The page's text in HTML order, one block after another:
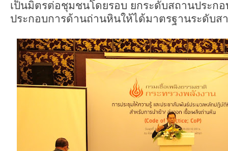
เป็นมิตรต่อชุมชนโดยรอบ ยกระดับสถานประกอ
ประกอบการด้านถ่านหินให้ได้มาตรฐานระดับส